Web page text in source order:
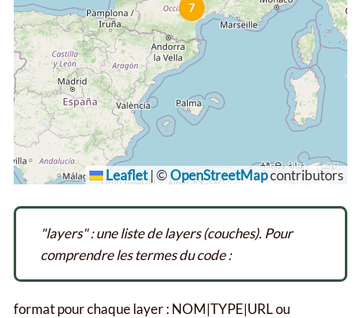
7
Leaflet|©OpenStreetMapcontributors
"layers" : une liste de layers (couches). Pour
comprendre les termes du code :
format pour chaque layer : NOM|TYPE|URL ou